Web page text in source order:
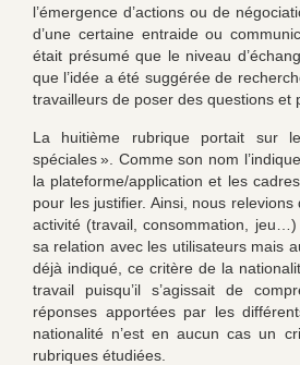
l’émergence d’actions ou de
d’une certaine entraide ou
était présumé que le niveau
que l’idée a été suggérée de
travailleurs de poser des questions et
La huitième rubrique portait sur
spéciales ». Comme son nom
la plateforme/application et les
pour les justifier. Ainsi, nous
activité (travail, consommation,
sa relation avec les utilisateurs mais
déjà indiqué, ce critère de la
travail puisqu’il s’agissait de
réponses apportées par les
nationalité n’est en aucun cas un
rubriques étudiées.